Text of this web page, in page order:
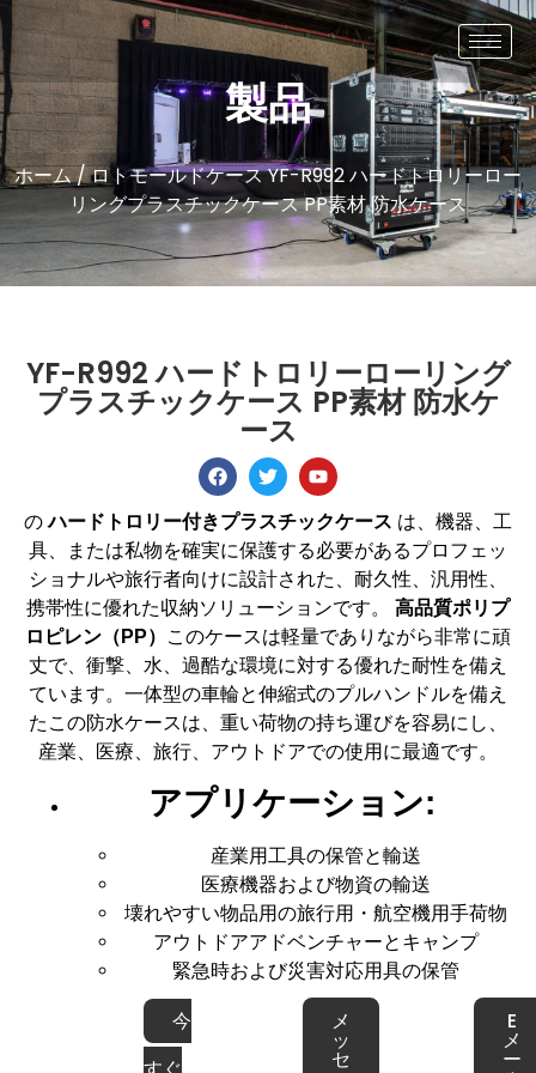
製品
ホーム/ロトモールドケースYF-R992 ハードトロリーロー
リングプラスチックケース PP素材 防水ケース
YF-R992 ハードトロリーローリング
プラスチックケース PP素材 防水ケ
ース
のハードトロリー付きプラスチックケース は、機器、工
具、または私物を確実に保護する必要があるプロフェッ
ショナルや旅行者向けに設計された、耐久性、汎用性、
携帯性に優れた収納ソリューションです。 高品質ポリプ
ロピレン（PP）
このケースは軽量でありながら非常に頑
丈で、衝撃、水、過酷な環境に対する優れた耐性を備え
ています。一体型の車輪と伸縮式のプルハンドルを備え
たこの防水ケースは、重い荷物の持ち運びを容易にし、
産業、医療、旅行、アウトドアでの使用に最適です。
アプリケーション:
産業用工具の保管と輸送
医療機器および物資の輸送
壊れやすい物品用の旅行用・航空機用手荷物
アウトドアアドベンチャーとキャンプ
緊急時および災害対応用具の保管
今 メ
ッ
セ
E
メ
ー